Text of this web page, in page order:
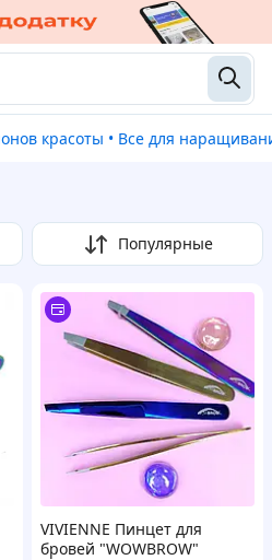
красоты • Все для
Популярные
VIVIENNE Пинцет для
бровей "WOWBROW"